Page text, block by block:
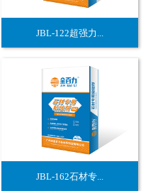
JBL-122超强力...
JBL-162石材专...